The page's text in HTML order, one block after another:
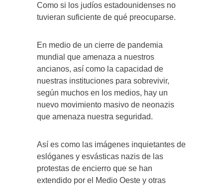
Como si los judíos estadounidenses no
tuvieran suficiente de qué preocuparse.
En medio de un cierre de pandemia
mundial que amenaza a nuestros
ancianos, así como la capacidad de
nuestras instituciones para sobrevivir,
según muchos en los medios, hay un
nuevo movimiento masivo de neonazis
que amenaza nuestra seguridad.
Así es como las imágenes inquietantes de
eslóganes y esvásticas nazis de las
protestas de encierro que se han
extendido por el Medio Oeste y otras